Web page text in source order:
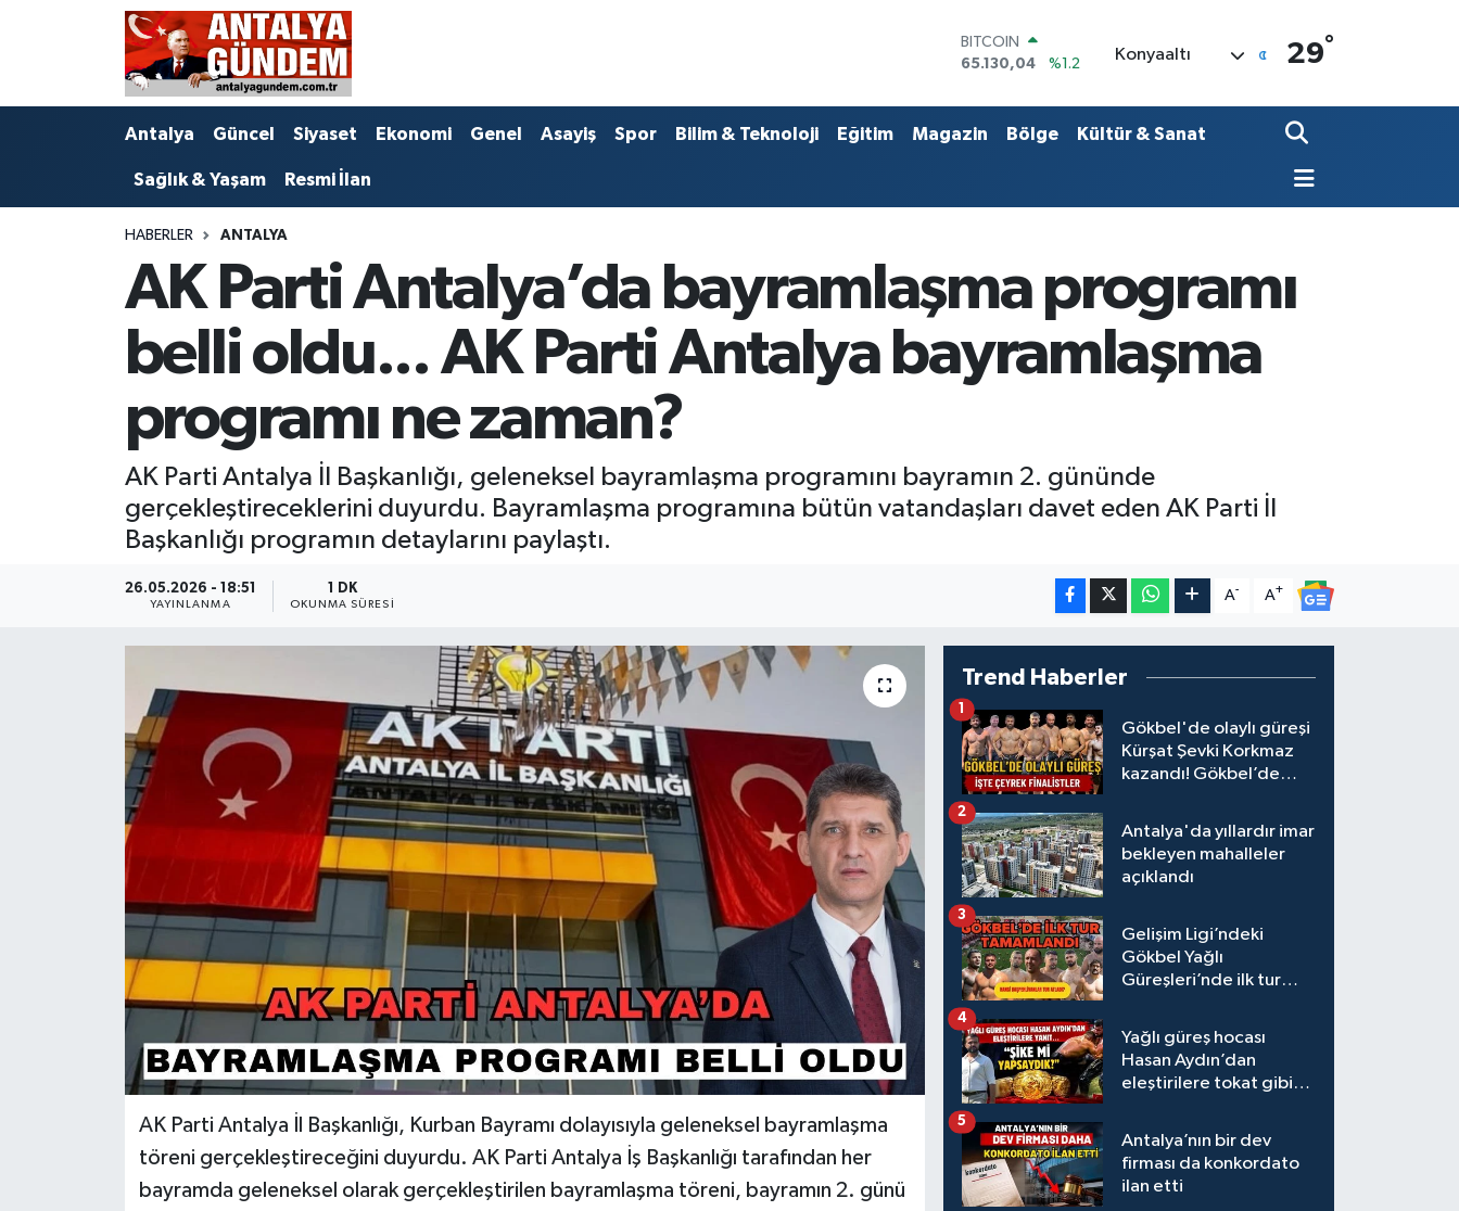
DOLAR
47,7106
%0.17
55,1652
%0.27
STERLİN
65.130,04
%1.2
Konyaaltı 29°
Antalya Güncel Siyaset Ekonomi Genel Asayiş Spor Bilim & Teknoloji Eğitim Magazin Bölge Kültür & Sanat
Sağlık & Yaşam Resmi İlan
HABERLER ANTALYA
AK Parti Antalya’da bayramlaşma programı
belli oldu... AK Parti Antalya bayramlaşma
programı ne zaman?
AK Parti Antalya İl Başkanlığı, geleneksel bayramlaşma programını bayramın 2. gününde
gerçekleştireceklerini duyurdu. Bayramlaşma programına bütün vatandaşları davet eden AK Parti İl
Başkanlığı programın detaylarını paylaştı.
26.05.2026 - 18:51
YAYINLANMA
1 DK
OKUNMA SÜRESI
A- A+
AK Parti Antalya İl Başkanlığı, Kurban Bayramı dolayısıyla geleneksel bayramlaşma
töreni gerçekleştireceğini duyurdu. AK Parti Antalya İş Başkanlığı tarafından her
bayramda geleneksel olarak gerçekleştirilen bayramlaşma töreni, bayramın 2. günü
Trend Haberler
Gökbel'de olaylı güreşi
Kürşat Şevki Korkmaz
kazandı! Gökbel’de
Gürbüz elendi!
1
Antalya'da yıllardır imar
bekleyen mahalleler
açıklandı
2
Gelişim Ligi’ndeki
Gökbel Yağlı
Güreşleri’nde ilk tur
3
Yağlı güreş hocası
Hasan Aydın’dan
eleştirilere tokat gibi
4
Antalya’nın bir dev
firması da konkordato
ilan etti
5
Antalya
Bilim & Teknoloji
EĞİTİM
Görüntülü Haber
Kültür & Sanat
Sağlık & Yaşam
Antalya Nöbetçi Eczaneler
Antalya Hava Durumu
Antalya Namaz Vakitleri
Süper Lig Puan Durumu ve Fikstür
Tüm Manşetler
Son Dakika Haberleri
Haber Arşivi